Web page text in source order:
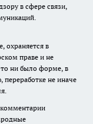
в сфере связи,
охраняется в
праве и не
ни было форме, в
не иначе
комментарии